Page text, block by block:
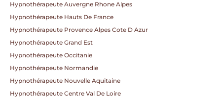
Hypnothérapeute Auvergne Rhone Alpes
Hypnothérapeute Hauts De France
Hypnothérapeute Provence Alpes Cote D Azur
Hypnothérapeute Grand Est
Hypnothérapeute Occitanie
Hypnothérapeute Normandie
Hypnothérapeute Nouvelle Aquitaine
Hypnothérapeute Centre Val De Loire